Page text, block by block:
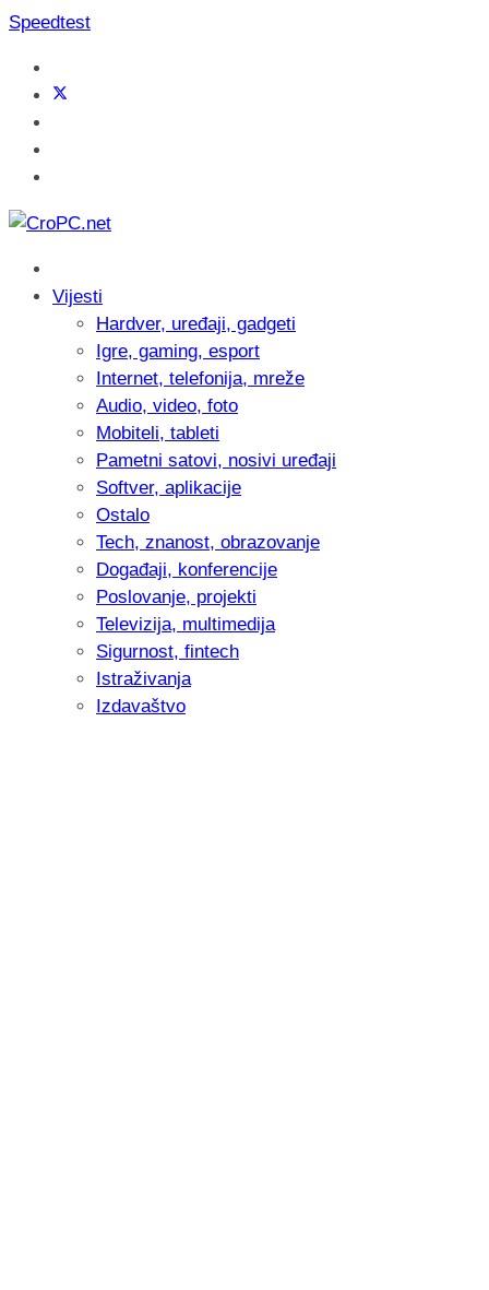
Speedtest
Vijesti
Hardver, uređaji, gadgeti
Igre, gaming, esport
Internet, telefonija, mreže
Audio, video, foto
Mobiteli, tableti
Pametni satovi, nosivi uređaji
Softver, aplikacije
Ostalo
Tech, znanost, obrazovanje
Događaji, konferencije
Poslovanje, projekti
Televizija, multimedija
Sigurnost, fintech
Istraživanja
Izdavaštvo